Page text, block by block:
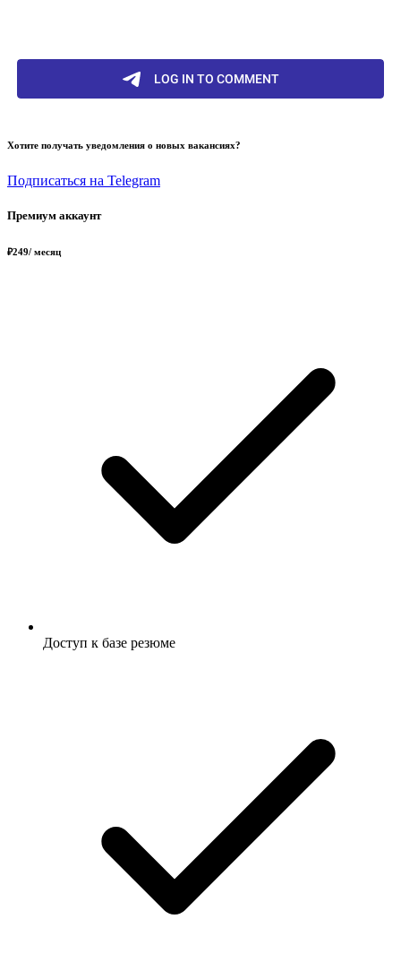
Хотите получать уведомления о новых вакансиях?
Подписаться на Telegram
Премиум аккаунт
₽249/ месяц
Доступ к базе резюме